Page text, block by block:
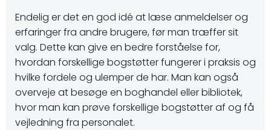
Endelig er det en god idé at læse anmeldelser og
erfaringer fra andre brugere, før man træffer sit
valg. Dette kan give en bedre forståelse for,
hvordan forskellige bogstøtter fungerer i praksis og
hvilke fordele og ulemper de har. Man kan også
overveje at besøge en boghandel eller bibliotek,
hvor man kan prøve forskellige bogstøtter af og få
vejledning fra personalet.